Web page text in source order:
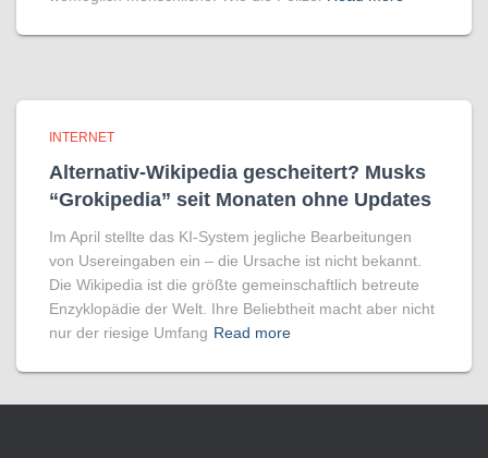
INTERNET
Alternativ-Wikipedia gescheitert? Musks
“Grokipedia” seit Monaten ohne Updates
Im April stellte das KI-System jegliche Bearbeitungen
von Usereingaben ein – die Ursache ist nicht bekannt.
Die Wikipedia ist die größte gemeinschaftlich betreute
Enzyklopädie der Welt. Ihre Beliebtheit macht aber nicht
nur der riesige Umfang Read more